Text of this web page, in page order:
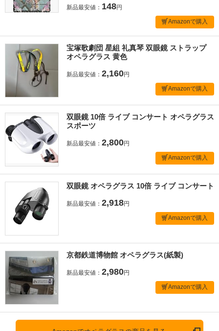
新品最安値： 148円
Amazonで購入
宝塚歌劇団 星組 礼真琴 双眼鏡 ストラップ
オペラグラス 黄色
新品最安値： 2,160円
Amazonで購入
双眼鏡 10倍 ライブ コンサート オペラグラス
スポーツ
新品最安値： 2,800円
Amazonで購入
双眼鏡 オペラグラス 10倍 ライブ コンサート
新品最安値： 2,918円
Amazonで購入
京都鉄道博物館 オペラグラス(紙製)
新品最安値： 2,980円
Amazonで購入